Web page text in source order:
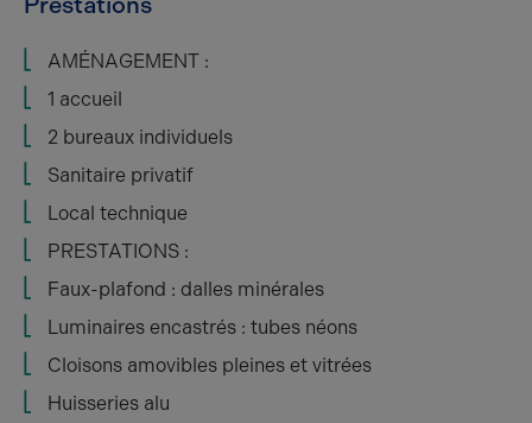
AMÉNAGEMENT :
1 accueil
2 bureaux individuels
Sanitaire privatif
Local technique
PRESTATIONS :
Faux-plafond : dalles minérales
Luminaires encastrés : tubes néons
Cloisons amovibles pleines et vitrées
Huisseries alu